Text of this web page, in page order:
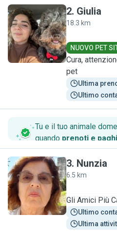
G
2. Giulia
18.3 km
NUOVO PET
Cura,
pet
Ultima
Ultimo
Tu e il tuo animale
quando prenoti e
N
3. Nunzia
6.5 km
Gli Amici Più
Ultimo
Ultima